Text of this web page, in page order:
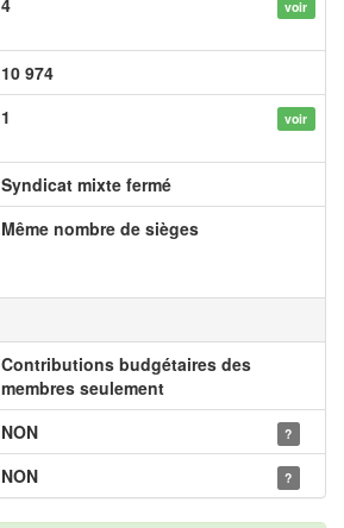
4 voir
10 974
1 voir
Syndicat mixte fermé
Même nombre de sièges
Contributions budgétaires des
membres seulement
NON ?
NON ?